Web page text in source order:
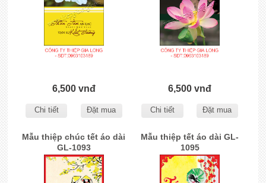
6,500 vnđ
Chi tiết Đặt mua
6,500 vnđ
Chi tiết Đặt mua
Mẫu thiệp chúc tết áo dài
GL-1093
Mẫu thiệp tết áo dài GL-
1095